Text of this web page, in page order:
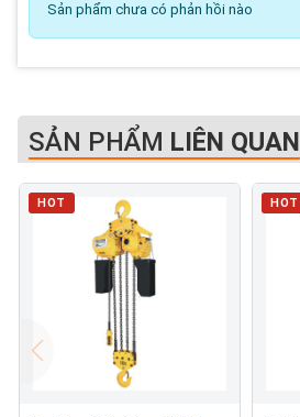
Sản phẩm chưa có phản hồi nào
SẢN PHẨM LIÊN QUAN
HOT HOT